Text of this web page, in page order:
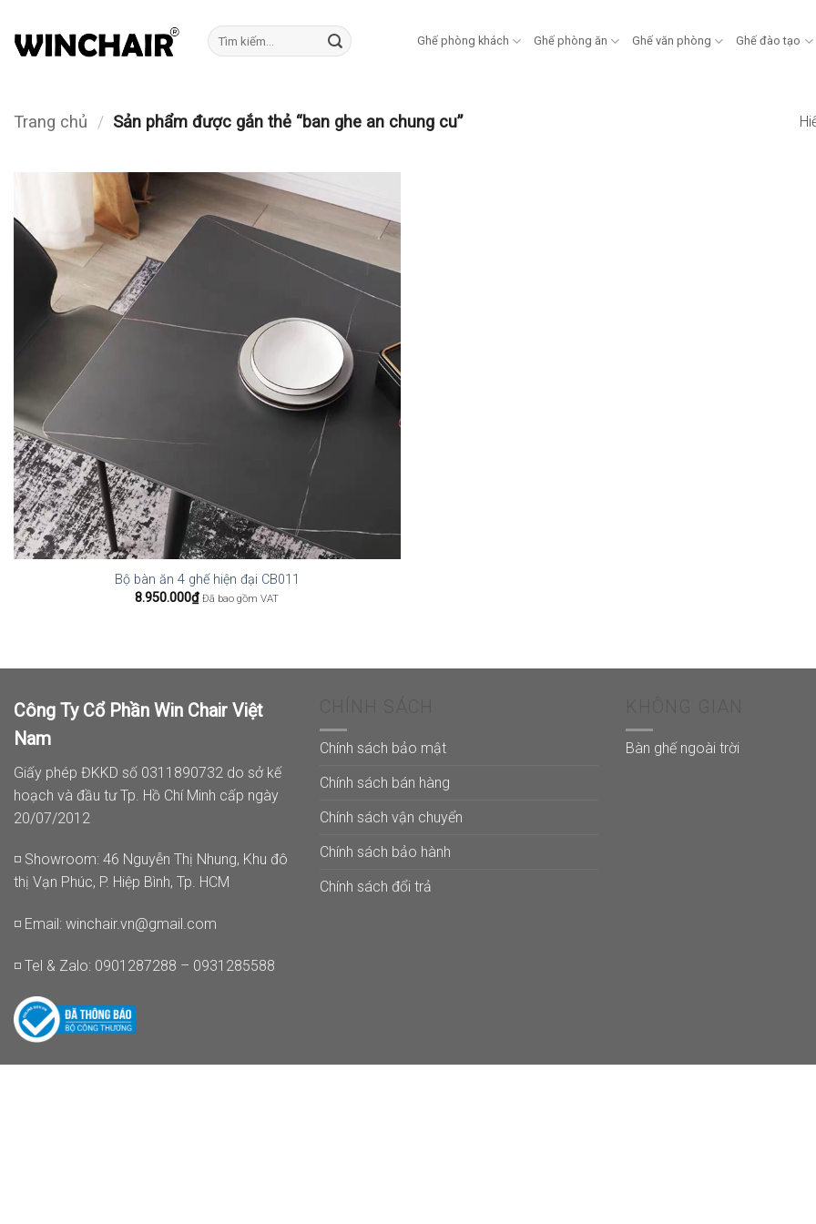
qua
Tìm
kiếm:
Ghế phòng khách Ghế phòng ăn Ghế văn phòng Ghế đào tạo
Trang chủ / Sản phẩm được gắn thẻ “ban ghe an chung cu”
Bộ bàn ăn 4 ghế hiện đại CB011
8.950.000₫ Đã bao gồm VAT
Công Ty Cổ Phần Win Chair Việt
Nam
Giấy phép ĐKKD số 0311890732 do sở kế
hoạch và đầu tư Tp. Hồ Chí Minh cấp ngày
20/07/2012
◽ Showroom: 46 Nguyễn Thị Nhung, Khu đô
thị Vạn Phúc, P. Hiệp Bình, Tp. HCM
◽ Email: winchair.vn@gmail.com
◽ Tel & Zalo: 0901287288 – 0931285588
Chính sách bảo mật
Chính sách bán hàng
Chính sách vận chuyển
Chính sách bảo hành
Chính sách đổi trả
Bàn ghế ngoài trời